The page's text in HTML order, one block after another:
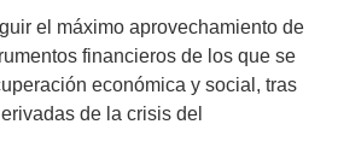
el máximo aprovechamiento de
financieros de los que se
económica y social, tras
de la crisis del